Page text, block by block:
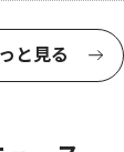
と見る